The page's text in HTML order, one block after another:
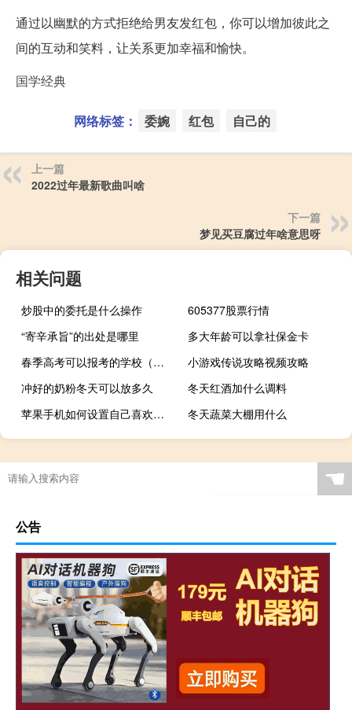
通过以幽默的方式拒绝给男友发红包，你可以增加彼此之
间的互动和笑料，让关系更加幸福和愉快。
国学经典
网络标签： 委婉 红包 自己的
上一篇
2022过年最新歌曲叫啥
下一篇
梦见买豆腐过年啥意思呀
相关问题
炒股中的委托是什么操作
605377股票行情
“寄辛承旨”的出处是哪里
多大年龄可以拿社保金卡
春季高考可以报考的学校（春季高考本科分数线）
小游戏传说攻略视频攻略
冲好的奶粉冬天可以放多久
冬天红酒加什么调料
苹果手机如何设置自己喜欢的铃声（苹果5s怎么设置铃声）
冬天蔬菜大棚用什么
☚
公告